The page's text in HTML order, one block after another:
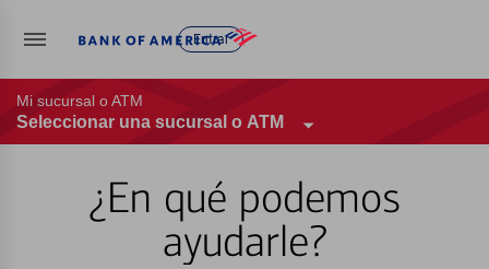
Entrar
Mi sucursal o ATM
Seleccionar una sucursal o ATM
¿En qué podemos
ayudarle?